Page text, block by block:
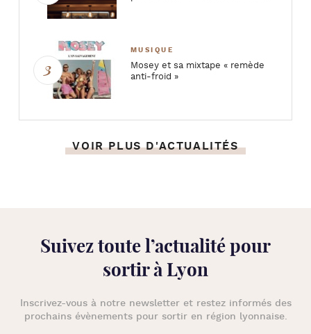
MUSIQUE
Mosey et sa mixtape « remède
anti-froid »
VOIR PLUS D'ACTUALITÉS
Suivez toute l’actualité pour
sortir à Lyon
Inscrivez-vous à notre newsletter et restez informés des
prochains évènements pour sortir en région lyonnaise.